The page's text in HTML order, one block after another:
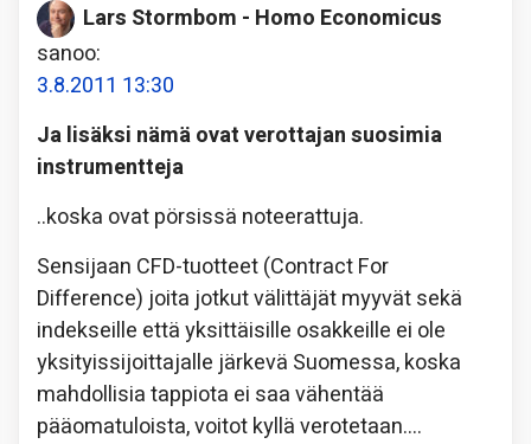
Lars Stormbom - Homo Economicus
sanoo:
3.8.2011 13:30
Ja lisäksi nämä ovat verottajan suosimia
instrumentteja
..koska ovat pörsissä noteerattuja.
Sensijaan CFD-tuotteet (Contract For
Difference) joita jotkut välittäjät myyvät sekä
indekseille että yksittäisille osakkeille ei ole
yksityissijoittajalle järkevä Suomessa, koska
mahdollisia tappiota ei saa vähentää
pääomatuloista, voitot kyllä verotetaan….